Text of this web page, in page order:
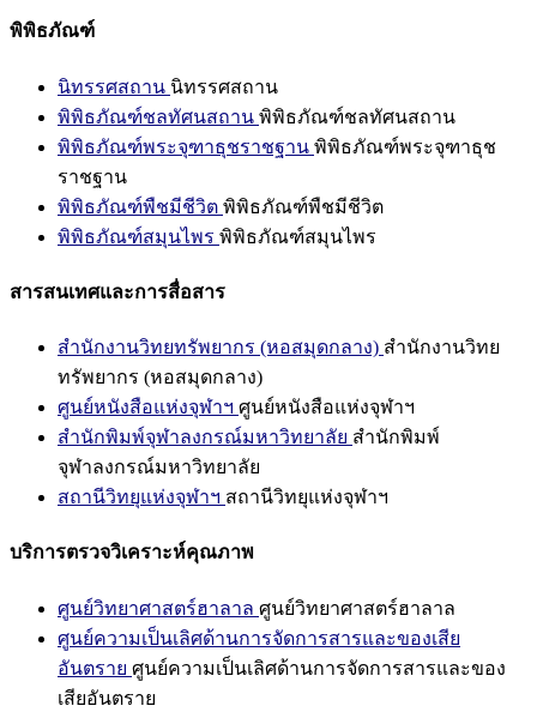
พิพิธภัณฑ์
นิทรรศสถาน นิทรรศสถาน
พิพิธภัณฑ์ชลทัศนสถาน พิพิธภัณฑ์ชลทัศนสถาน
พิพิธภัณฑ์พระจุฑาธุชราชฐาน พิพิธภัณฑ์พระจุฑาธุช
ราชฐาน
พิพิธภัณฑ์พืชมีชีวิต พิพิธภัณฑ์พืชมีชีวิต
พิพิธภัณฑ์สมุนไพร พิพิธภัณฑ์สมุนไพร
สารสนเทศและการสื่อสาร
สำนักงานวิทยทรัพยากร (หอสมุดกลาง) สำนักงานวิทย
ทรัพยากร (หอสมุดกลาง)
ศูนย์หนังสือแห่งจุฬาฯ ศูนย์หนังสือแห่งจุฬาฯ
สำนักพิมพ์จุฬาลงกรณ์มหาวิทยาลัย สำนักพิมพ์
จุฬาลงกรณ์มหาวิทยาลัย
สถานีวิทยุแห่งจุฬาฯ สถานีวิทยุแห่งจุฬาฯ
บริการตรวจวิเคราะห์คุณภาพ
ศูนย์วิทยาศาสตร์ฮาลาล ศูนย์วิทยาศาสตร์ฮาลาล
ศูนย์ความเป็นเลิศด้านการจัดการสารและของเสีย
อันตราย ศูนย์ความเป็นเลิศด้านการจัดการสารและของ
เสียอันตราย